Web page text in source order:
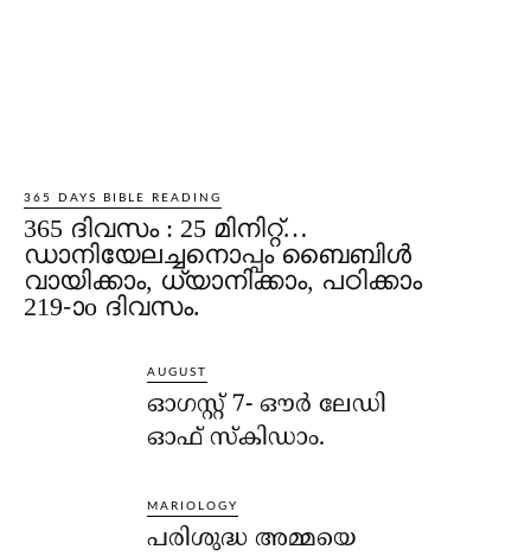
365 DAYS BIBLE READING
365 ദിവസം : 25 മിനിറ്റ്…
ഡാനിയേലച്ചനൊപ്പം ബൈബിൾ
വായിക്കാം, ധ്യാനിക്കാം, പഠിക്കാം
219-ാo ദിവസം.
AUGUST
ഓഗസ്റ്റ് 7- ഔര്‍ ലേഡി
ഓഫ് സ്‌കിഡാം.
MARIOLOGY
പരിശുദ്ധ അമ്മയെ